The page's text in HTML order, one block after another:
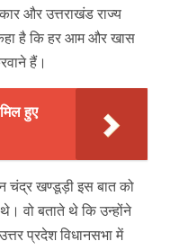
और उत्तराखंड राज्य
है कि हर आम और खास
हैं।
हुए
चंद्र खण्डूड़ी इस बात को
वो बताते थे कि उन्होंने
प्रदेश विधानसभा में